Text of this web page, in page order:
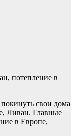
свои дома
Ливан. Главные
в Европе,